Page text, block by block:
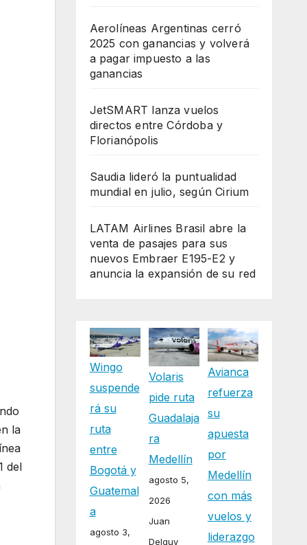
la
del
Aerolíneas Argentinas cerró
2025 con ganancias y volverá
a pagar impuesto a las
ganancias
JetSMART lanza vuelos
directos entre Córdoba y
Florianópolis
Saudia lideró la puntualidad
mundial en julio, según Cirium
LATAM Airlines Brasil abre la
venta de pasajes para sus
nuevos Embraer E195-E2 y
anuncia la expansión de su red
Wingo
suspende
rá su
ruta
entre
Bogotá y
Guatemal
a
agosto 3,
Volaris
pide ruta
Guadalaja
ra
Medellín
agosto 5,
2026
Juan
Delguy
Avianca
refuerza
su
apuesta
por
Medellín
con más
vuelos y
liderazgo